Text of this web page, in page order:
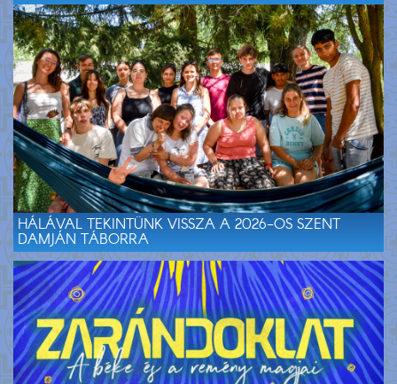
HÁLÁVAL TEKINTÜNK VISSZA A 2026-OS SZENT
DAMJÁN TÁBORRA